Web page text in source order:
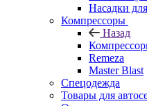
Насадки
Компрессоры
Назад
Remeza
Master Blast
Спецодежда
Товары для